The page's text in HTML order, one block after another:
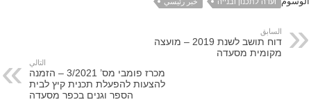
السابق
דוח תושב לשנת 2019 – מועצה
מקומית מסעדה
التالي
מכרז פומבי מס’ 3/2021 – הזמנה
להצעות להפעלת תכנית קיץ לבית
הספר וגנים בכפר מסעדה